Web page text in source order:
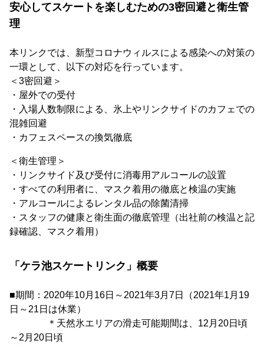
安心してスケートを楽しむための3密回避と衛生管
理
本リンクでは、新型コロナウィルスによる感染への対策の
一環として、以下の対応を行っています。
＜3密回避＞
・屋外での受付
・入場人数制限による、氷上やリンクサイドのカフェでの
混雑回避
・カフェスペースの換気徹底
＜衛生管理＞
・リンクサイド及び受付に消毒用アルコールの設置
・すべての利用者に、マスク着用の徹底と検温の実施
・アルコールによるレンタル品の除菌清掃
・スタッフの健康と衛生面の徹底管理（出社前の検温と記
録確認、マスク着用）
「ケラ池スケートリンク」概要
■期間：2020年10月16日～2021年3月7日（2021年1月19
日～21日は休業）
＊天然氷エリアの滑走可能期間は、12月20日頃
～2月20日頃